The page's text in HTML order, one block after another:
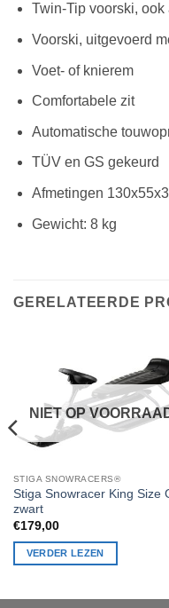
Twin-Tip voorski,
Voorski, uitgevoerd
Voet- of knierem
Comfortabele zit
Automatische
TÜV en GS gekeurd
Afmetingen
Gewicht: 8 kg
GERELATEERDE
NIET OP
STIGA SNOWRACERS®
Stiga Snowracer King Size
zwart
€179,00
VERDER LEZEN